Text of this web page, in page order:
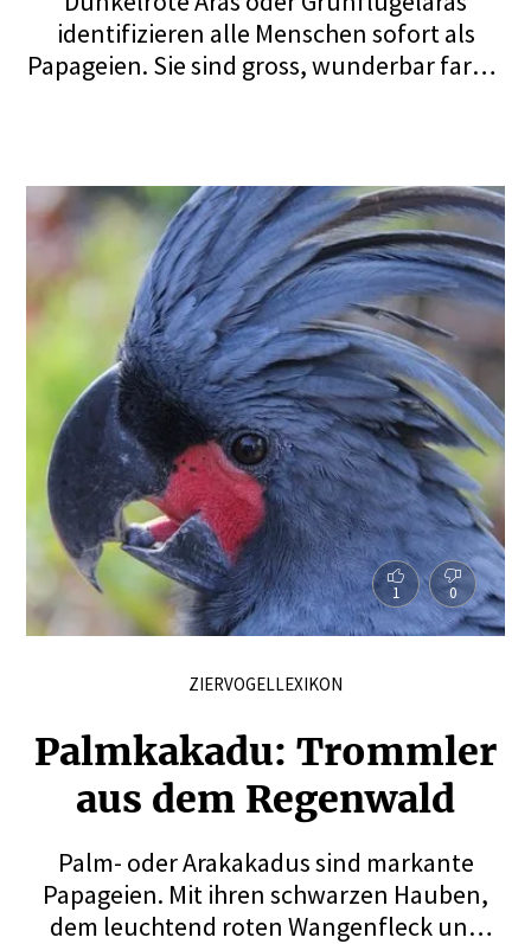
identifizieren alle Menschen sofort als
Papageien. Sie sind gross, wunderbar farbig
nach Argentinien im Süden vorkommen.
Unter Menschenobhut sind sie selten und
wurden immer stiefmütterlich behandelt.
1 0
ZIERVOGELLEXIKON
Palmkakadu: Trommler
aus dem Regenwald
Palm- oder Arakakadus sind markante
Papageien. Mit ihren schwarzen Hauben,
dem leuchtend roten Wangenfleck und